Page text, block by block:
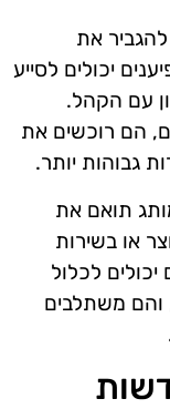
את
יכולים לסייע
עם הקהל.
הם רוכשים את
גבוהות יותר.
תואם את
או בשירות
לכלול
והם משתלבים